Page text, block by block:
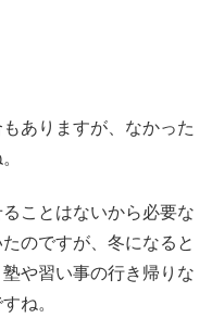
ありますが、なかった
ことはないから必要な
のですが、冬になると
や習い事の行き帰りな
ね。